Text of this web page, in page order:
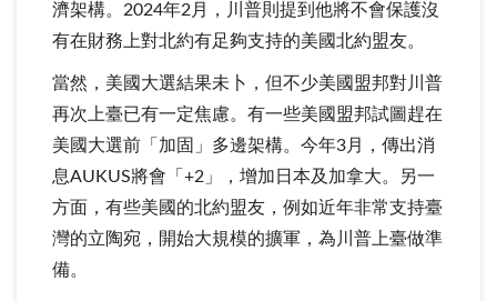
濟架構。2024年2月，川普則提到他將不會保護沒
有在財務上對北約有足夠支持的美國北約盟友。
當然，美國大選結果未卜，但不少美國盟邦對川普
再次上臺已有一定焦慮。有一些美國盟邦試圖趕在
美國大選前「加固」多邊架構。今年3月，傳出消
息AUKUS將會「+2」，增加日本及加拿大。另一
方面，有些美國的北約盟友，例如近年非常支持臺
灣的立陶宛，開始大規模的擴軍，為川普上臺做準
備。